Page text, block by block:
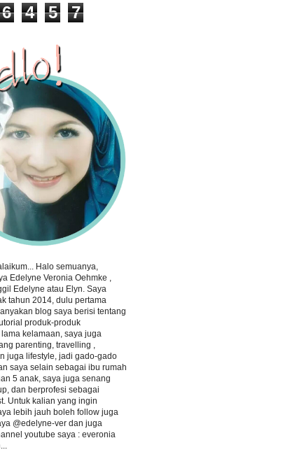
6 4 5 7
Halo semuanya,
Edelyne Veronia Oehmke ,
Edelyne atau Elyn. Saya
tahun 2014, dulu pertama
blog saya berisi tentang
produk-produk
kelamaan, saya juga
parenting, travelling ,
juga lifestyle, jadi gado-gado
saya selain sebagai ibu rumah
5 anak, saya juga senang
dan berprofesi sebagai
Untuk kalian yang ingin
lebih jauh boleh follow juga
@edelyne-ver dan juga
youtube saya : everonia